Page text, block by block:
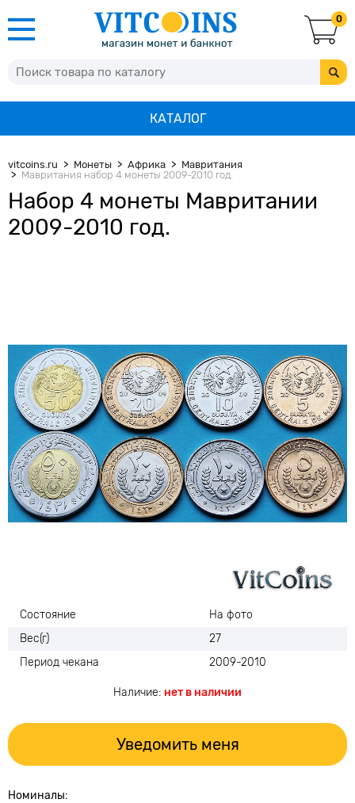
0
КАТАЛОГ
vitcoins.ru Монеты Африка
Мавритания
Мавритания набор 4 монеты 2009-2010 год.
Набор 4 монеты Мавритании
2009-2010 год.
Состояние
На фото
Вес(г)
27
Период чекана
2009-2010
Наличие: нет в наличии
Уведомить меня
Номиналы: